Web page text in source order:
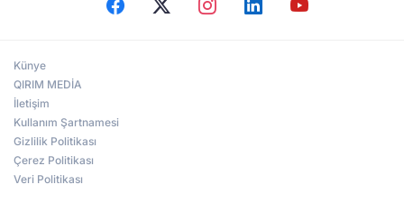
Künye
QIRIM MEDİA
İletişim
Kullanım Şartnamesi
Gizlilik Politikası
Çerez Politikası
Veri Politikası